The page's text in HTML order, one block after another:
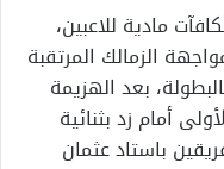
مادية للاعبين،
الزمالك المرتقبة
بعد الهزيمة
أمام زد بثنائية
باستاد عثمان